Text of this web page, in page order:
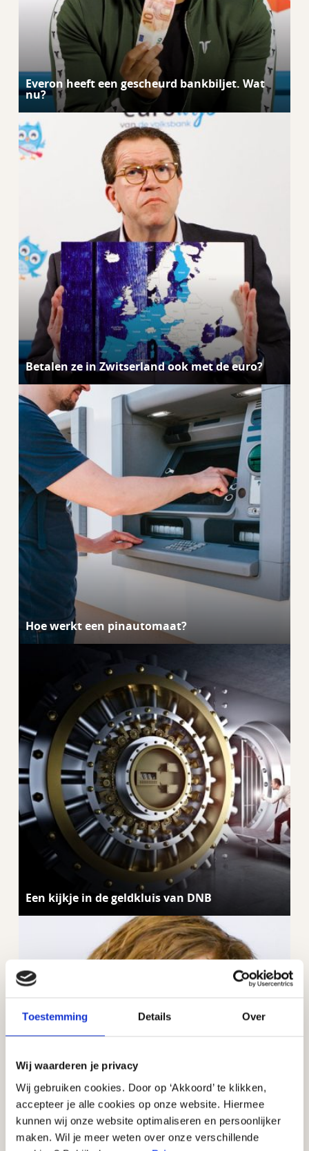
Toestemming Details Over
Wij waarderen je privacy
Wij gebruiken cookies. Door op ‘Akkoord’ te klikken,
accepteer je alle cookies op onze website. Hiermee
kunnen wij onze website optimaliseren en persoonlijker
maken. Wil je meer weten over onze verschillende
Everon heeft een gescheurd bankbiljet. Wat
nu?
Betalen ze in Zwitserland ook met de euro?
Hoe werkt een pinautomaat?
Een kijkje in de geldkluis van DNB